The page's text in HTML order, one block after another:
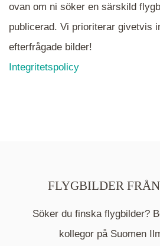
Mappen är en medelpunkt
kommer nu visa de fastigheter
ovan om ni söker en särskild
publicerad. Vi prioriterar givetvis
efterfrågade bilder!
Integritetspolicy
FLYGBILDER
Söker du finska flygbilder?
kollegor på Suomen